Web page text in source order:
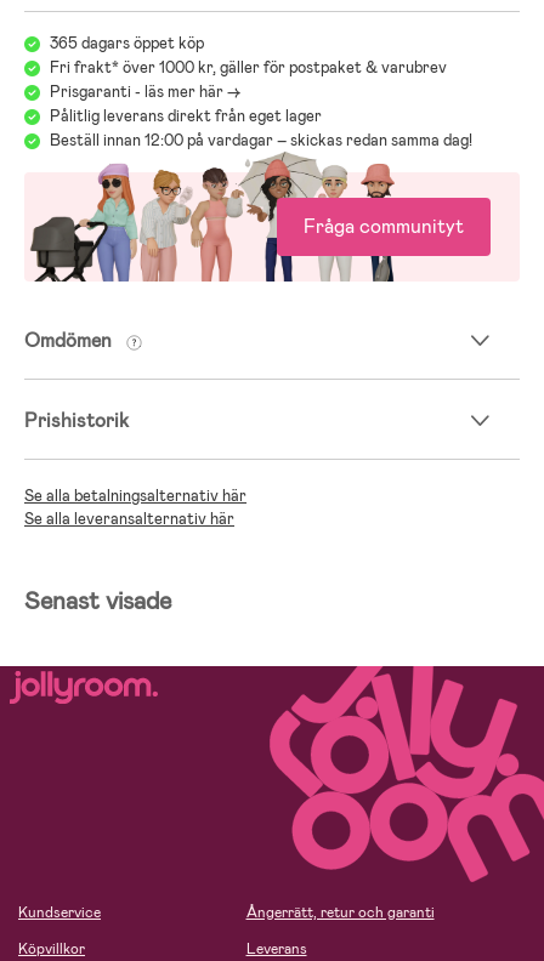
365 dagars öppet köp
Fri frakt* över 1000 kr, gäller för postpaket & varubrev
Prisgaranti - läs mer här ->
Pålitlig leverans direkt från eget lager
Beställ innan 12:00 på vardagar – skickas redan samma dag!
Fråga communityt
Omdömen
Prishistorik
Se alla betalningsalternativ här
Se alla leveransalternativ här
Senast visade
Kundservice
Köpvillkor
Ångerrätt, retur och garanti
Leverans